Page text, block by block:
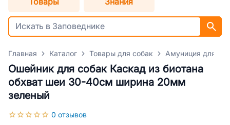
Товары Знания
Главная Каталог Товары для собак Амуниция для
Ошейник для собак Каскад из биотана
обхват шеи 30-40см ширина 20мм
зеленый
0 отзывов